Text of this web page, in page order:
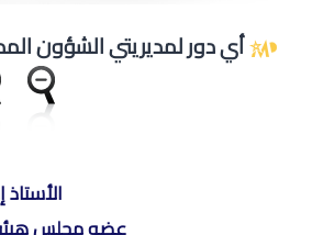
أي دور لمديريتي الشؤون